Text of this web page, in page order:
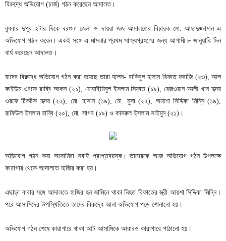
বিরুদ্ধে অভিযোগ (চার্জ) গঠন করেছেন আদালত।
বুধবার দুপুর ২টার দিকে বরগুনা জেলা ও দায়রা জজ আদালতের বিচারক মো. আছাদুজ্জামান এ
অভিযোগ গঠন করেন। একই সঙ্গে এ মামলার প্রথম সাক্ষ্যগ্রহণের জন্য আগামী ৮ জানুয়ারি দিন
ধার্য করেছেন আদালত।
যাদের বিরুদ্ধে অভিযোগ গঠন করা হয়েছে তারা হলেন- রাকিবুল হাসান রিফাত ফরাজি (২৩), আল
কাইউম ওরফে রাব্বি আকন (২১), মোহাইমিনুল ইসলাম সিফাত (১৯), রেজওয়ান আলী খান হৃদয়
ওরফে টিকটক হৃদয় (২২), মো. হাসান (১৯), মো. মুসা (২২), আয়শা সিদ্দিকা মিন্নি (১৯),
রাফিউল ইসলাম রাব্বি (২০), মো. সাগর (১৯) ও কামরুল ইসলাম সাইমুন (২১)।
অভিযোগ গঠন করা আসামিরা সবাই প্রাপ্তবয়স্ক। তাদেরকে আজ অভিযোগ গঠন উপলক্ষে
কারাগার থেকে আদালতে হাজির করা হয়।
এছাড়া বাবার সঙ্গে আদালতে হাজির হন জামিনে থাকা নিহত রিফাতের স্ত্রী আয়শা সিদ্দিকা মিন্নি।
পরে আসামিদের উপস্থিতিতে তাদের বিরুদ্ধে আনা অভিযোগ পড়ে শোনানো হয়।
অভিযোগ গঠন শেষে কারাগারে থাকা আট আসামিকে আবারও কারাগারে পাঠানো হয়।